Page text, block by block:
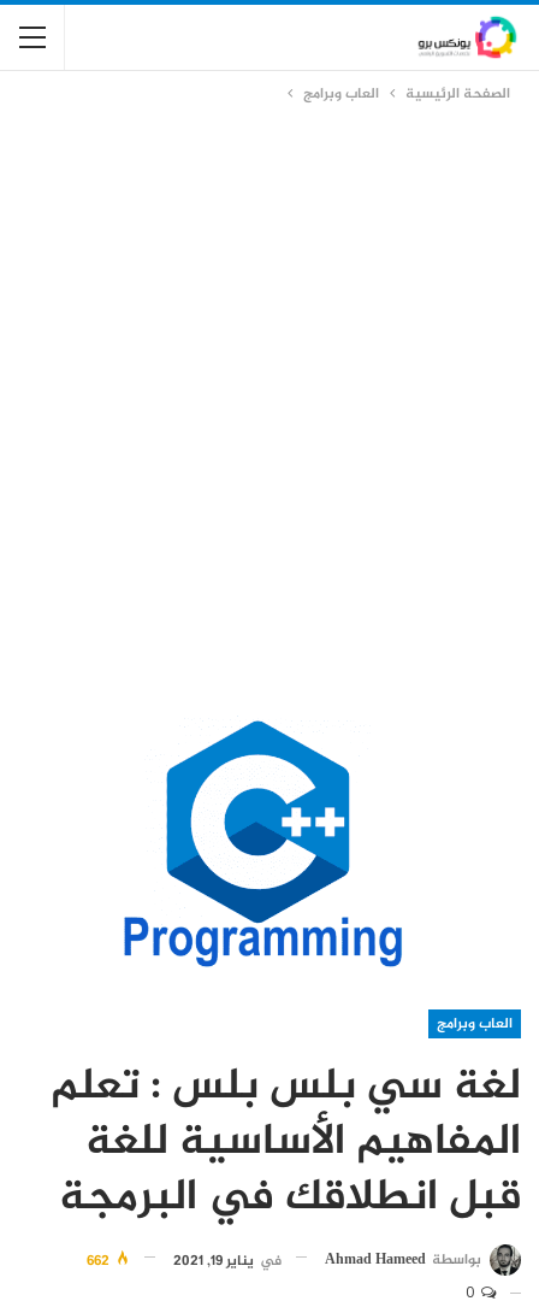
الصفحة الرئيسية العاب وبرامج
العاب وبرامج
لغة سي بلس بلس : تعلم
المفاهيم الأساسية للغة
قبل انطلاقك في البرمجة
بواسطة Ahmad Hameed في يناير 19, 2021